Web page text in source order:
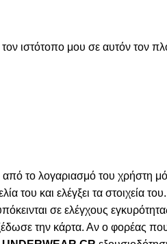
ιστότοπο μου σε αυτόν τον
το λογαριασμό του χρήστη
του και ελέγξει τα στοιχεία
σε ελέγχους
την κάρτα. Αν ο φορέας